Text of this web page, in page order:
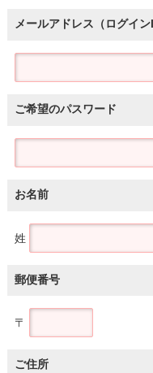
メールアドレス（ログイン
ご希望のパスワード
お名前
姓
郵便番号
〒
ご住所